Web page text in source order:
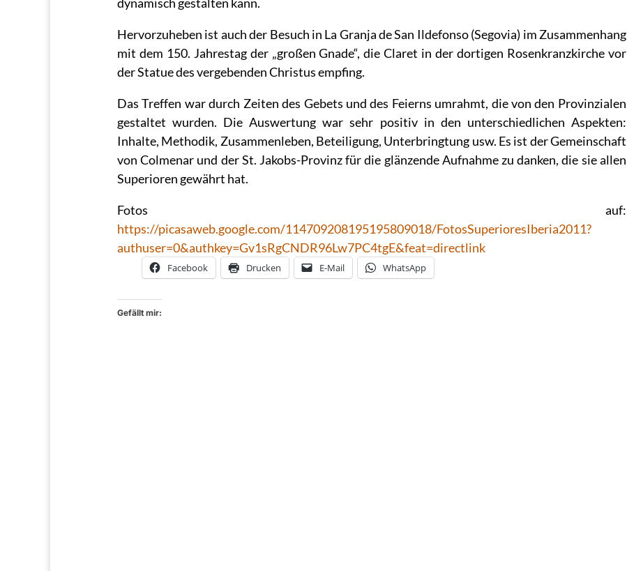
Hervorzuheben ist auch der Besuch in La Granja de San Ildefonso (Segovia) im Zusammenhang
mit dem 150. Jahrestag der „großen Gnade“, die Claret in der dortigen Rosenkranzkirche vor
der Statue des vergebenden Christus empfing.
Das Treffen war durch Zeiten des Gebets und des Feierns umrahmt, die von den Provinzialen
gestaltet wurden. Die Auswertung war sehr positiv in den unterschiedlichen Aspekten:
Inhalte, Methodik, Zusammenleben, Beteiligung, Unterbringtung usw. Es ist der Gemeinschaft
von Colmenar und der St. Jakobs-Provinz für die glänzende Aufnahme zu danken, die sie allen
Superioren gewährt hat.
Fotos auf:
https://picasaweb.google.com/114709208195195809018/FotosSuperioresIberia2011?
authuser=0&authkey=Gv1sRgCNDR96Lw7PC4tgE&feat=directlink
Facebook Drucken E-Mail WhatsApp
Gefällt mir: